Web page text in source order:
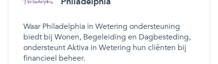
Waar Philadelphia in Wetering ondersteuning
biedt bij Wonen, Begeleiding en Dagbesteding,
ondersteunt Aktiva in Wetering hun cliënten bij
financieel beheer.